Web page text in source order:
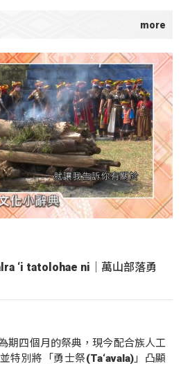
‘i tatolohae ni｜萬山部落勇
期四個月的祭典，現今配合族人工
特別將「勇士祭(Ta‘avala)」凸顯